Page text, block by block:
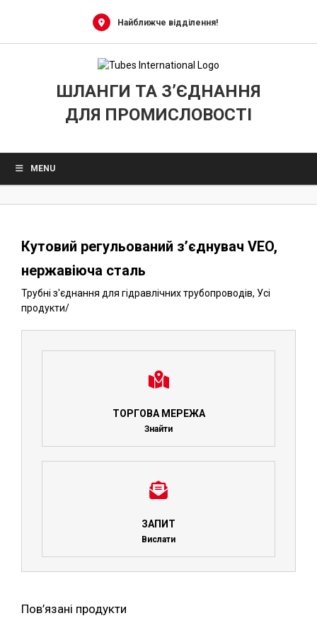
Найближче відділення!
ШЛАНГИ ТА З’ЄДНАННЯ
ДЛЯ ПРОМИСЛОВОСТІ
MENU
Кутовий регульований з’єднувач VEO,
нержавіюча сталь
Трубні з'єднання для гідравлічних трубопроводів, Усі
продукти/
ТОРГОВА МЕРЕЖА
Знайти
ЗАПИТ
Вислати
Пов’язані продукти